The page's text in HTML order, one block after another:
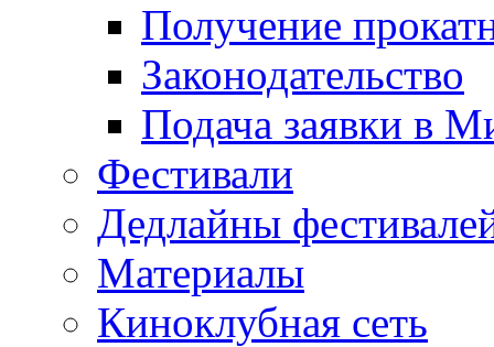
Получение
Законодательство
Подача заявки в
Фестивали
Дедлайны
Материалы
Киноклубная сеть